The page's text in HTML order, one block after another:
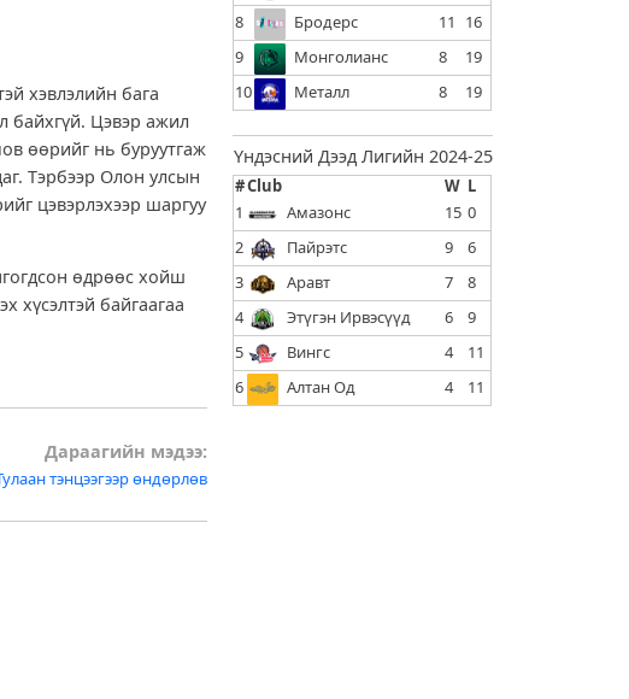
хэвлэлийн бага
байхгүй. Цэвэр ажил
өөрийг нь буруутгаж
Тэрбээр Олон улсын
цэвэрлэхээр шаргуу
өдрөөс хойш
хүсэлтэй байгаагаа
Дараагийн мэдээ:
тэнцээгээр өндөрлөв
8
Бродерс 11
16
9
Монголианс 8
19
10
Металл 8 19
Үндэсний Дээд Лигийн 2024-25
#Club W L
1
Амазонс 15 0
2
Пайрэтс 9
6
3
Аравт 7
8
4
Этүгэн Ирвэсүүд 6
9
5
Вингс 4
11
6
Алтан Од 4 11